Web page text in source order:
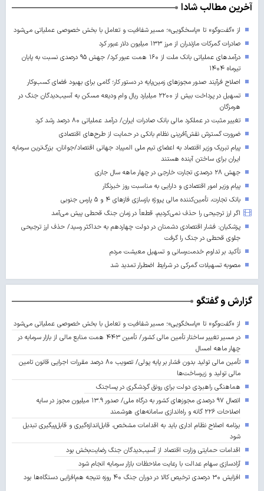
آخرین مطالب شادا
از «گفت‌وگو» تا «پاسخگویی»؛ مسیر شفافیت و تعامل با بخش خصوصی عملیاتی می‌شود
صادرات گمرکات مازندران از مرز ۱۳۳ میلیون دلار عبور کرد
درآمدهای عملیاتی بانک ملت از ۱۶۰ همت عبور کرد/ جهش ۹۵ درصدی نسبت به پایان
تیرماه ۱۴۰۴
اصلاح فرآیند صدور مجوزهای زمین‌پایه در دستور کار؛ گامی برای بهبود فضای کسب‌وکار
تسهیل در پرداخت بیش از ۲۲۰۰ میلیارد ریال وام ودیعه مسکن به آسیب‌دیدگان جنگ در
هرمزگان
تغییر مثبت در عملکرد مالی بانک صادرات ایران/ درآمد عملیاتی ۸۰ درصد رشد کرد
ضرورت گسترش نقش‌آفرینی نظام بانکی در حمایت از طرح‌های اقتصادی
پیام تبریک وزیر اقتصاد به اعضای تیم ملی المپیاد جهانی اقتصاد/جوانان، بزرگ‌ترین سرمایه
ایران برای ساختن آینده‌ هستند
جهش ۲۸ درصدی تجارت خارجی در چهار ماهه سال جاری
پیام وزیر امور اقتصادی و دارایی به مناسبت روز خبرنگار
بانک تجارت، تأمین‌کننده مالی پروژه بازسازی فازهای ۴ و ۵ پارس جنوبی
اگر ارز ترجیحی را حذف نمی‌کردیم، قطعاً در زمان جنگ قحطی پیش می‌آمد
پزشکیان: فشار اقتصادی دشمنان در دولت چهاردهم به حداکثر رسید/ حذف ارز ترجیحی
جلوی قحطی در جنگ را گرفت
تأکید بر تداوم خدمت‌رسانی و تسهیل معیشت مردم
مصوبه تسهیلات گمرکی در شرایط اضطرار تمدید شد
گزارش و گفتگو
از «گفت‌وگو» تا «پاسخگویی»؛ مسیر شفافیت و تعامل با بخش خصوصی عملیاتی می‌شود
در مسیر تغییر ساختار تأمین مالی کشور/ تأمین ۴۴۳ همت منابع مالی از بازار سرمایه در
چهار ماهه امسال
تأمین مالی تولید بدون فشار بر پایه پولی/ تصویب ۸۰ درصد مقررات اجرایی قانون تامین
مالی تولید و زیرساخت‌ها
هماهنگی راهبردی دولت برای رونق گردشگری در پساجنگ
اتصال ۹۷ درصدی مجوزهای کشور به درگاه ملی/ صدور ۱۳.۹ میلیون مجوز در سایه
اصلاحات ۲۲۶ گانه و راه‌اندازی سامانه‌های هوشمند
برنامه اصلاح نظام اداری باید به اقدامات مشخص، قابل‌اندازه‌گیری و قابل‌پیگیری تبدیل
شود
اقدامات حمایتی وزارت اقتصاد از آسیب‌دیدگان جنگ رضایت‌بخش بود
آزادسازی سهام عدالت با رعایت ملاحظات بازار سرمایه انجام شود
افزایش ۳۰ درصدی ترخیص کالا در دوران جنگ ۴۰ روزه نتیجه هم‌افزایی دستگاه‌ها بود